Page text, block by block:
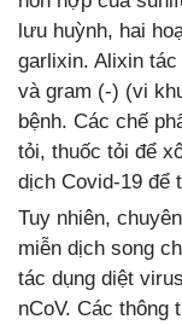
lưu huỳnh, hai
garlixin. Alixin
và gram (-) (vi
bệnh. Các chế
tỏi, thuốc tỏi để
dịch Covid-19 để
Tuy nhiên,
miễn dịch song
tác dụng diệt
nCoV. Các thông